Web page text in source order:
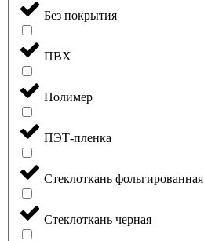
Без покрытия
ПВХ
Полимер
ПЭТ-пленка
Стеклоткань фольгированная
Стеклоткань черная